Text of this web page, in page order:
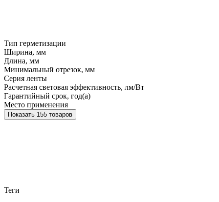
Тип герметизации
Ширина, мм
Длина, мм
Минимальный отрезок, мм
Серия ленты
Расчетная световая эффективность, лм/Вт
Гарантийный срок, год(а)
Место применения
Показать 155 товаров
Теги